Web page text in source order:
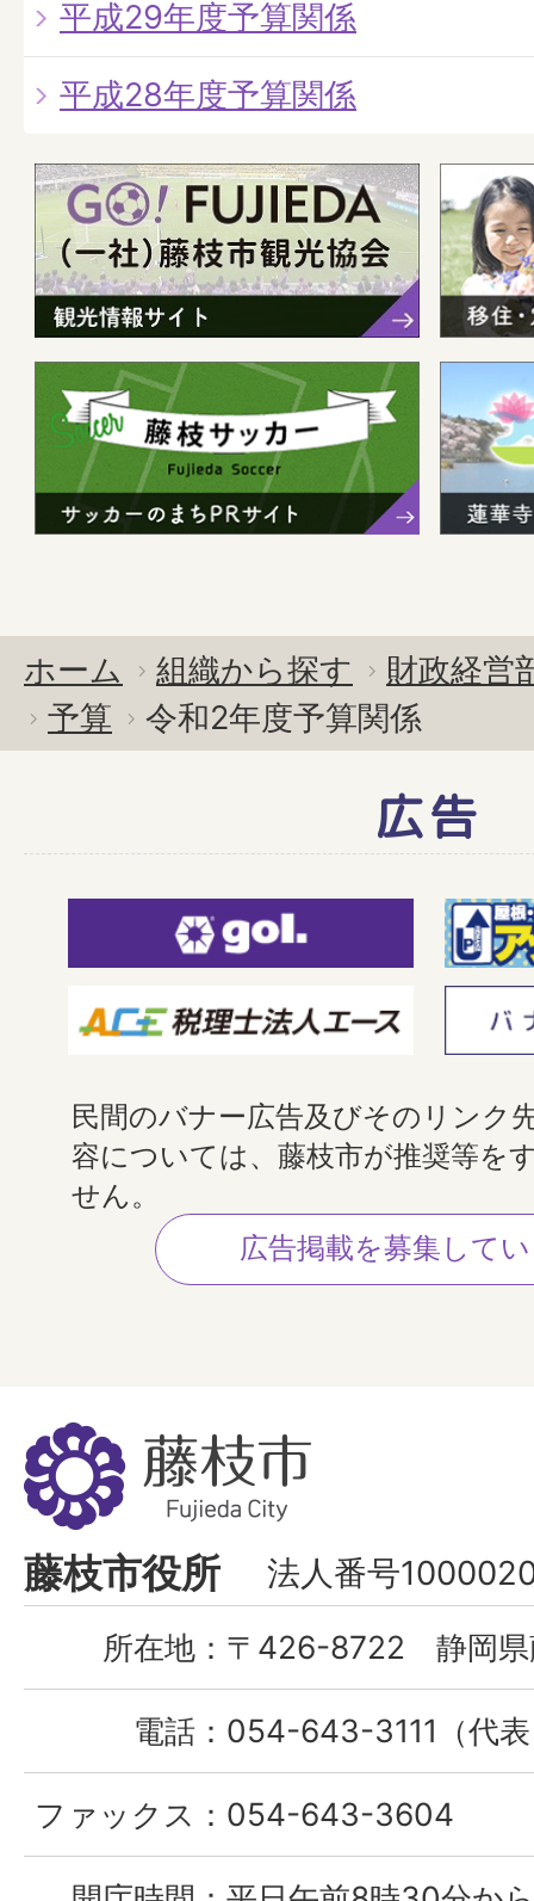
平成29年度予算関係
平成28年度予算関係
ホーム 組織から探す
財政経営
予算
令和2年度予算関係
広告
民間のバナー広告及びそのリンク
容については、藤枝市が推奨等を
せん。
広告掲載を募集して
藤
枝
市
Fujieda
City
藤枝市役所 法人番号
所在地： 〒426-8722 静岡県
電話： 054-643-3111（代
ファックス： 054-643-3604